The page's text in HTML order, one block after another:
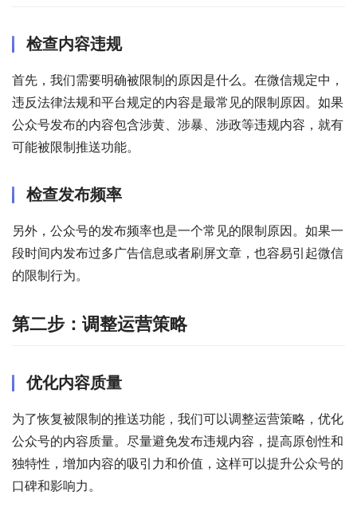
检查内容违规
首先，我们需要明确被限制的原因是什么。在微信规定中，
违反法律法规和平台规定的内容是最常见的限制原因。如果
公众号发布的内容包含涉黄、涉暴、涉政等违规内容，就有
可能被限制推送功能。
检查发布频率
另外，公众号的发布频率也是一个常见的限制原因。如果一
段时间内发布过多广告信息或者刷屏文章，也容易引起微信
的限制行为。
第二步：调整运营策略
优化内容质量
为了恢复被限制的推送功能，我们可以调整运营策略，优化
公众号的内容质量。尽量避免发布违规内容，提高原创性和
独特性，增加内容的吸引力和价值，这样可以提升公众号的
口碑和影响力。